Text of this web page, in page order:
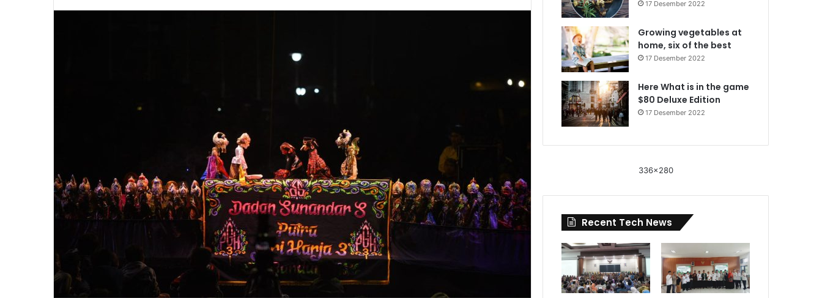
17 Desember 2022
Growing vegetables at
home, six of the best
17 Desember 2022
Here What is in the game
$80 Deluxe Edition
17 Desember 2022
336x280
Recent Tech News